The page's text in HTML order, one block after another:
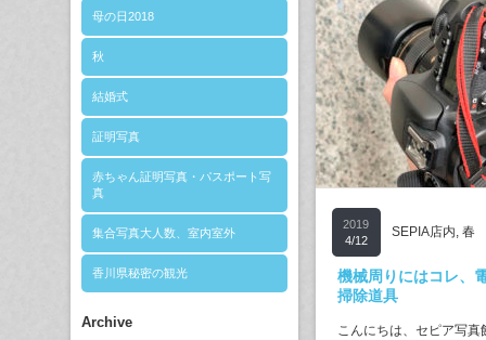
母の日2018
秋
結婚式
証明写真
赤ちゃん証明写真・パスポート写
真
集合写真大人数、室内室外
香川県秘密の観光
Archive
2019
4/12
SEPIA店内, 春
機械周りにはコレ、
掃除道具
こんにちは、セピア写